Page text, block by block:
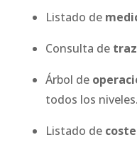
Listado de
Consulta de
Árbol de
todos los niveles.
Listado de coste